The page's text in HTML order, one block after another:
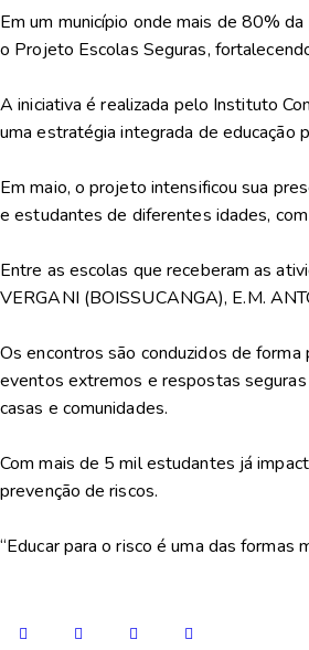
Em um município onde mais de 80%
o Projeto Escolas Seguras,
A iniciativa é realizada pelo Instituto
uma estratégia integrada de educação
Em maio, o projeto intensificou sua
e estudantes de diferentes idades,
Entre as escolas que receberam as
VERGANI (BOISSUCANGA), E.M.
Os encontros são conduzidos de
eventos extremos e respostas
casas e comunidades.
Com mais de 5 mil estudantes já
prevenção de riscos.
“Educar para o risco é uma das